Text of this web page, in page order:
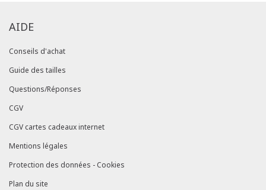
AIDE
Conseils d'achat
Guide des tailles
Questions/Réponses
CGV
CGV cartes cadeaux internet
Mentions légales
Protection des données - Cookies
Plan du site